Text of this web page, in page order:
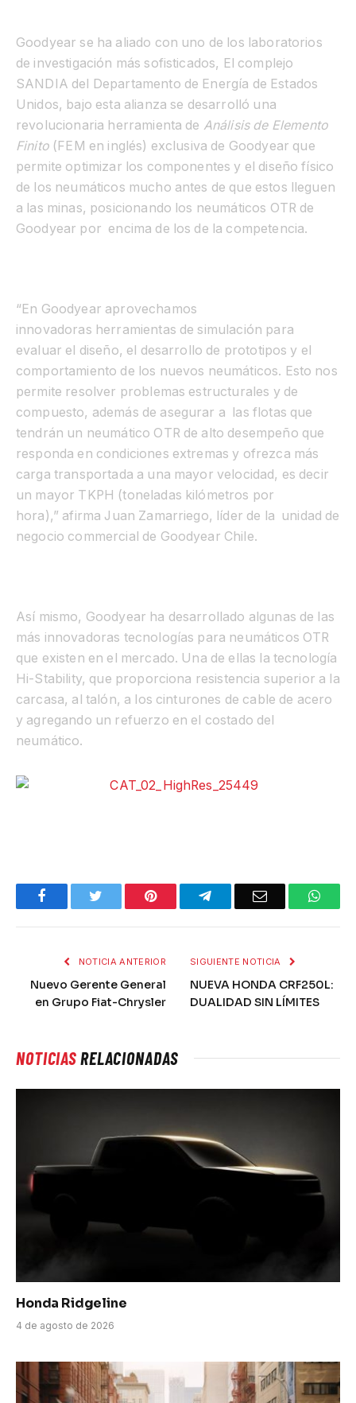
Goodyear se ha aliado con uno de los laboratorios
de investigación más sofisticados, El complejo
SANDIA del Departamento de Energía de Estados
Unidos, bajo esta alianza se desarrolló una
revolucionaria herramienta de Análisis de Elemento
Finito(FEM en inglés) exclusiva de Goodyear que
permite optimizar los componentes y el diseño físico
de los neumáticos mucho antes de que estos lleguen
a las minas, posicionando los neumáticos OTR de
Goodyear por encima de los de la competencia.
“En Goodyear aprovechamos
innovadoras herramientas de simulación para
evaluar el diseño, el desarrollo de prototipos y el
comportamiento de los nuevos neumáticos. Esto nos
permite resolver problemas estructurales y de
compuesto, además de asegurar a las flotas que
tendrán un neumático OTR de alto desempeño que
responda en condiciones extremas y ofrezca más
carga transportada a una mayor velocidad, es decir
un mayor TKPH (toneladas kilómetros por
hora),” afirma Juan Zamarriego, líder de la unidad de
negocio commercial de Goodyear Chile.
Así mismo, Goodyear ha desarrollado algunas de las
más innovadoras tecnologías para neumáticos OTR
que existen en el mercado. Una de ellas la tecnología
Hi-Stability, que proporciona resistencia superior a la
carcasa, al talón, a los cinturones de cable de acero
y agregando un refuerzo en el costado del
neumático.
Facebook Pinterest TelegramEmail
NOTICIA ANTERIOR
Nuevo Gerente General
en Grupo Fiat-Chrysler
SIGUIENTE NOTICIA
NUEVA HONDA CRF250L:
DUALIDAD SIN LÍMITES
NOTICIASRELACIONADAS
Honda Ridgeline
4 de agosto de 2026